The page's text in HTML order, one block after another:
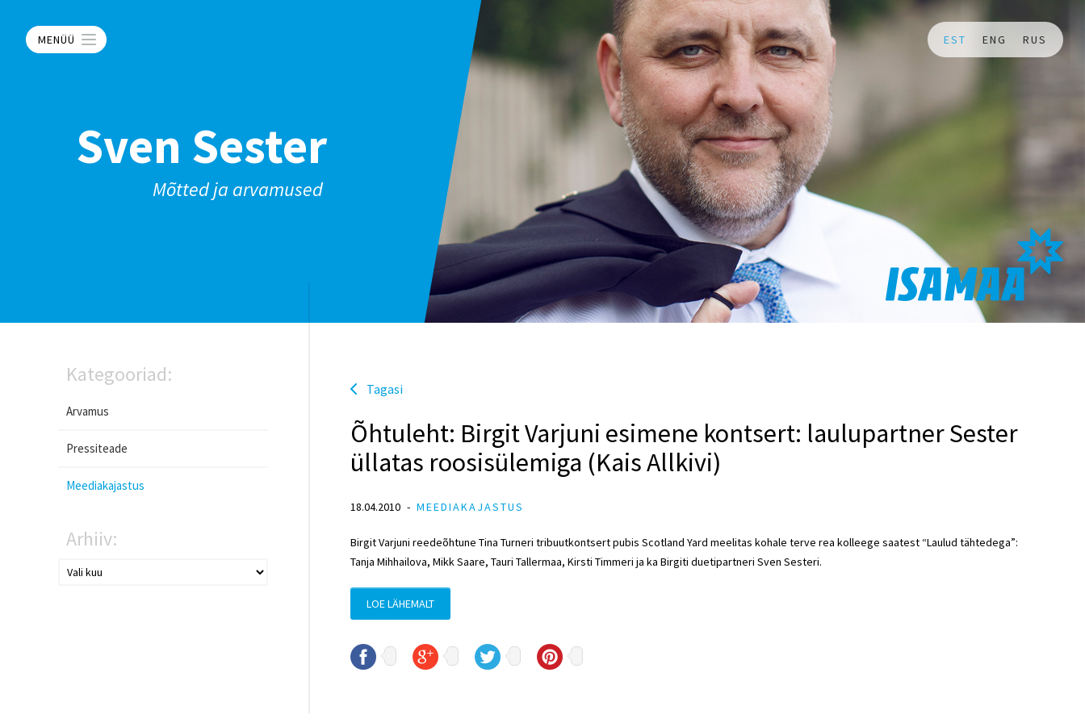
MENÜÜ EST ENG RUS
Sven Sester
Mõtted ja arvamused
Kategooriad:
Arvamus
Pressiteade
Meediakajastus
Arhiiv:
Tagasi
Õhtuleht: Birgit Varjuni esimene kontsert: laulupartner Sester
üllatas roosisülemiga (Kais Allkivi)
18.04.2010 MEEDIAKAJASTUS
Birgit Varjuni reedeõhtune Tina Turneri tribuutkontsert pubis Scotland Yard meelitas kohale terve rea kolleege saatest “Laulud tähtedega”:
Tanja Mihhailova, Mikk Saare, Tauri Tallermaa, Kirsti Timmeri ja ka Birgiti duetipartneri Sven Sesteri.
LOE LÄHEMALT